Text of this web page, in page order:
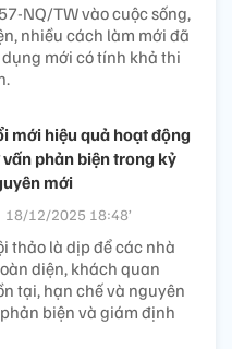
NQ/TW vào cuộc sống,
nhiều cách làm mới đã
mới có tính khả thi
mới hiệu quả hoạt động
phản biện trong kỷ
mới
18/12/2025 18:48’
thảo là dịp để các nhà
diện, khách quan
tại, hạn chế và nguyên
biện và giám định